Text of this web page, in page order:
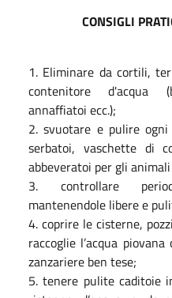
CONSIGLI
1. Eliminare da cortili,
contenitore d'acqua
annaffiatoi ecc.);
2. svuotare e pulire
serbatoi, vaschette di
abbeveratoi per gli
3. controllare
mantenendole libere e
4. coprire le cisterne,
raccoglie l’acqua
zanzariere ben tese;
5. tenere pulite caditoie